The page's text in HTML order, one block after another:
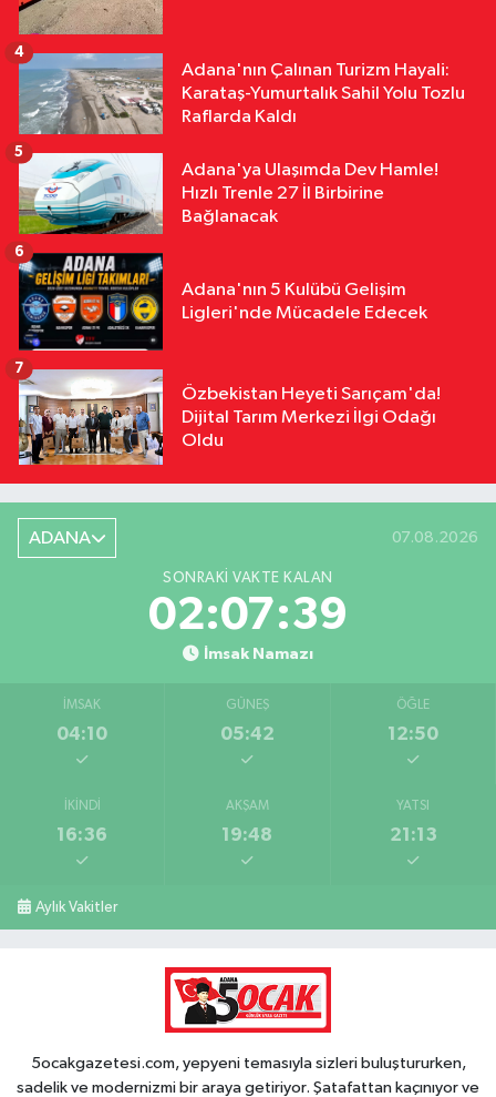
Adana'nın Çalınan Turizm Hayali:
Karataş-Yumurtalık Sahil Yolu Tozlu
Raflarda Kaldı
4
Adana'ya Ulaşımda Dev Hamle!
Hızlı Trenle 27 İl Birbirine
Bağlanacak
5
Adana'nın 5 Kulübü Gelişim
Ligleri'nde Mücadele Edecek
6
Özbekistan Heyeti Sarıçam'da!
Dijital Tarım Merkezi İlgi Odağı
Oldu
7
ADANA 07.08.2026
SONRAKI VAKTE KALAN
02:07:38
İmsak Namazı
İMSAK
04:10
GÜNEŞ
05:42
ÖĞLE
12:50
İKINDI
16:36
AKŞAM
19:48
YATSI
21:13
Aylık Vakitler
5ocakgazetesi.com, yepyeni temasıyla sizleri buluştururken,
sadelik ve modernizmi bir araya getiriyor. Şatafattan kaçınıyor ve